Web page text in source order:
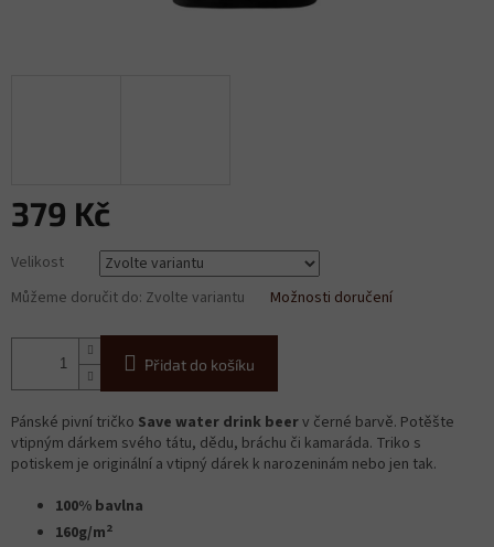
379 Kč
cena:
Velikost
Můžeme doručit do: Zvolte variantu Možnosti doručení
Přidat do košíku
Pánské pivní tričko Save water drink beerv černé barvě. Potěšte
vtipným dárkem svého tátu, dědu, bráchu či kamaráda. Triko s
potiskem je originální a vtipný dárek k narozeninám nebo jen tak.
100% bavlna
160g/m2